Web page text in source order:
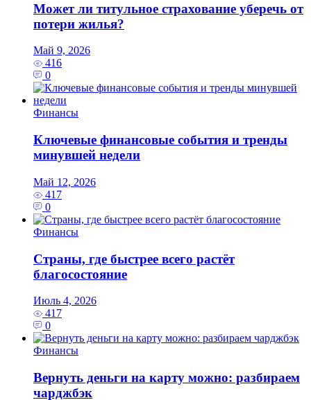
Может ли титульное страхование уберечь от
потери жилья?
Май 9, 2026
416
0
Финансы
Ключевые финансовые события и тренды
минувшей недели
Май 12, 2026
417
0
Финансы
Страны, где быстрее всего растёт
благосостояние
Июль 4, 2026
417
0
Финансы
Вернуть деньги на карту можно: разбираем
чарджбэк